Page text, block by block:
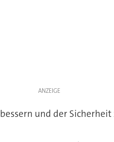
ANZEIGE
und der